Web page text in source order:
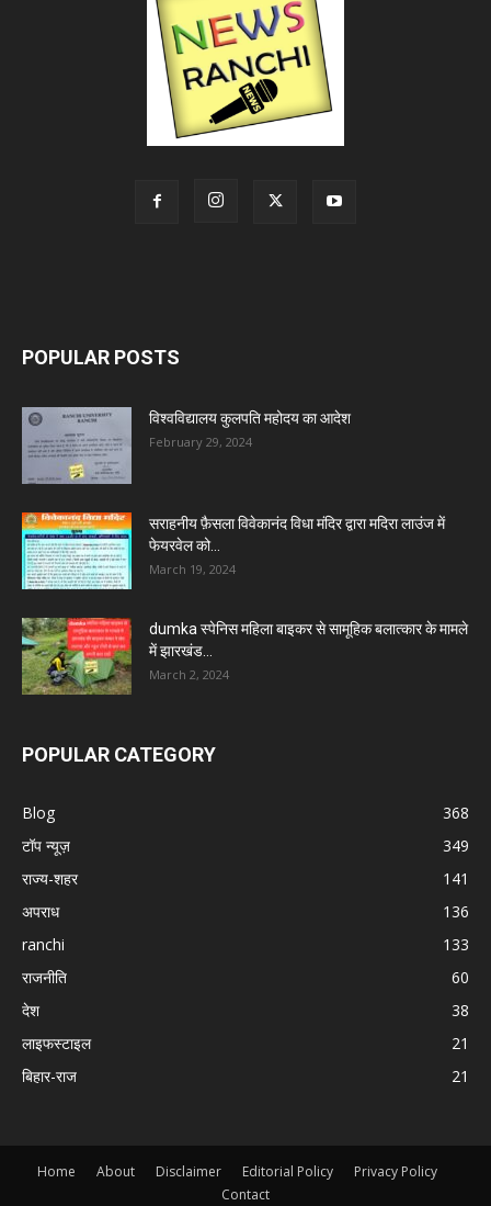
POPULAR POSTS
विश्वविद्यालय कुलपति महोदय का आदेश
February 29, 2024
सराहनीय फ़ैसला विवेकानंद विधा मंदिर द्वारा मदिरा लाउंज में
फेयरवेल को...
March 19, 2024
dumka स्पेनिस महिला बाइकर से सामूहिक बलात्कार के मामले
में झारखंड...
March 2, 2024
POPULAR CATEGORY
Blog
368
टॉप न्यूज़
349
राज्य-शहर
141
अपराध
136
ranchi
133
राजनीति
60
देश
38
लाइफस्टाइल
21
बिहार-राज
21
Home About Disclaimer Editorial Policy
Privacy Policy
Contact